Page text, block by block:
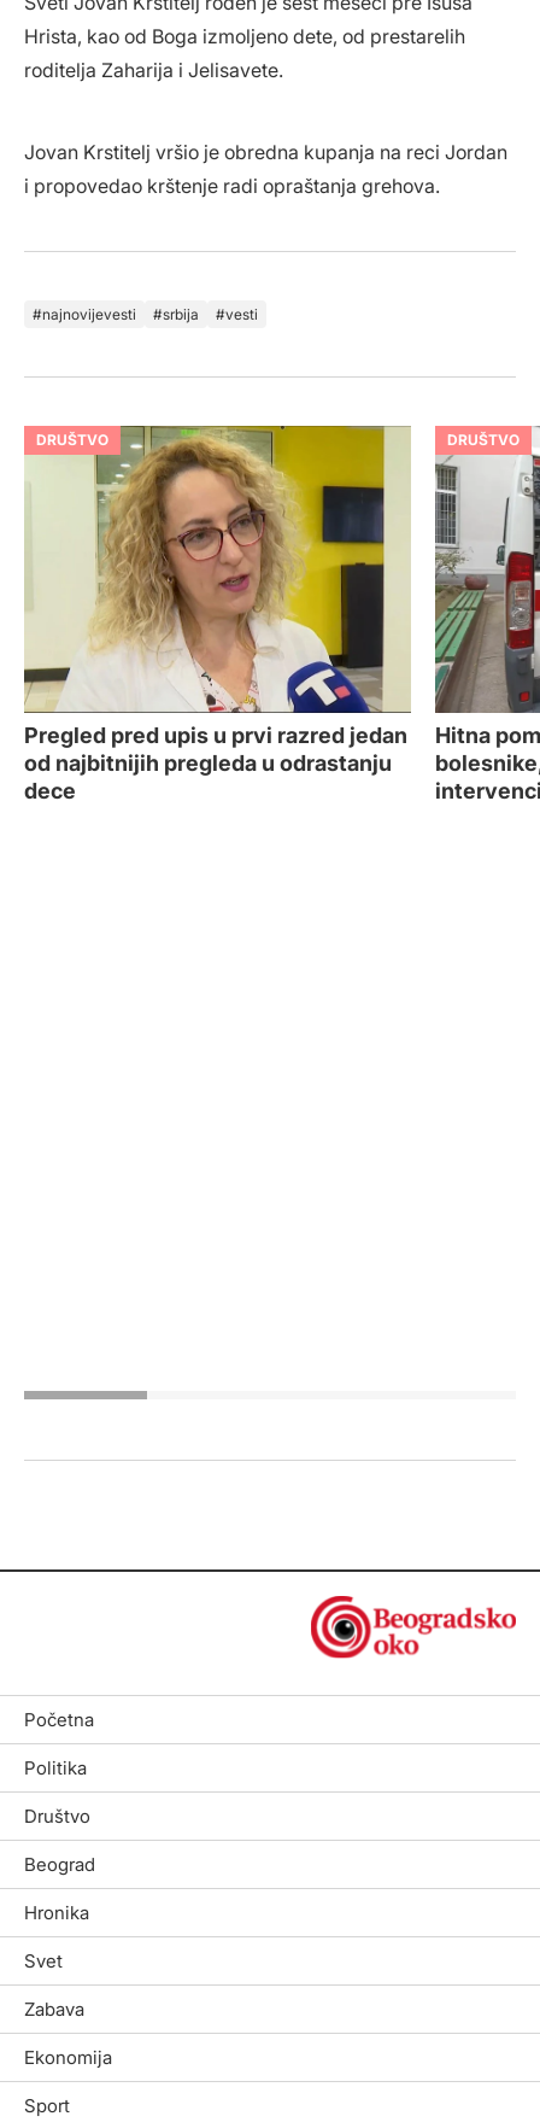
Hrista, kao od Boga izmoljeno dete, od prestarelih
roditelja Zaharija i Jelisavete.
Jovan Krstitelj vršio je obredna kupanja na reci Jordan
i propovedao krštenje radi opraštanja grehova.
najnovijevesti srbija vesti
DRUŠTVO
Pregled pred upis u prvi razred jedan
od najbitnijih pregleda u odrastanju
dece
DRUŠTVO
Hitna
Početna
Politika
Društvo
Beograd
Hronika
Svet
Zabava
Ekonomija
Sport